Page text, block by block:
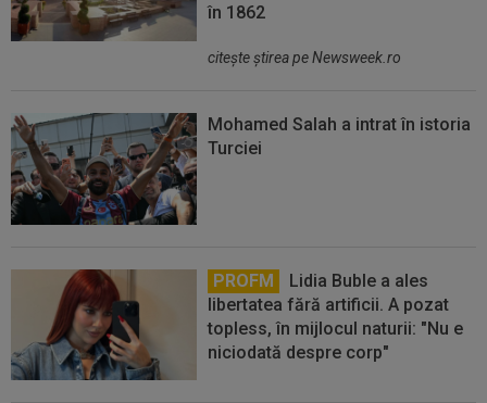
în 1862
citeşte ştirea pe Newsweek.ro
Mohamed Salah a intrat în istoria
Turciei
PROFM
Lidia Buble a ales
libertatea fără artificii. A pozat
topless, în mijlocul naturii: "Nu e
niciodată despre corp"